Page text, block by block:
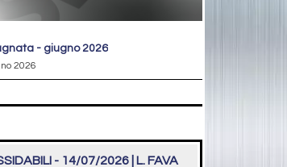
- giugno 2026
2026
- 14/07/2026 | L. FAVA